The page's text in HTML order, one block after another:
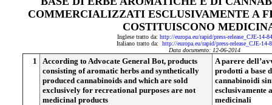
COMMERCIALIZZATI ESCLUSIVAMENTE A
COSTITUISCONO
Inglese tratto da: http://europa.eu/rapid/press-release_CJE-14-
Italiano tratto da: http://europa.eu/rapid/press-release_CJE-14-
Data documento: 12-06-2014
1
According to Advocate General Bot, products
consisting of aromatic herbs and synthetically
produced cannabinoids and which are sold
exclusively for recreational purposes are not
medicinal products
A parere
prodotti a base
cannabinoidi
esclusivamente
medicinali